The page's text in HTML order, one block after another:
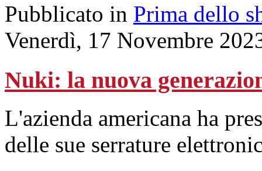
Pubblicato in Prima dello
Venerdì, 17 Novembre
Nuki: la nuova
L'azienda americana ha
delle sue serrature